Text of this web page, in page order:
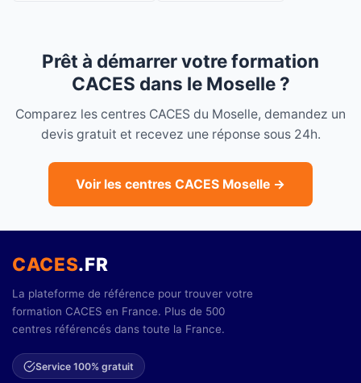
Prêt à démarrer votre formation
CACES dans le Moselle ?
Comparez les centres CACES du Moselle, demandez un
devis gratuit et recevez une réponse sous 24h.
Voir les centres CACES Moselle →
CACES.FR
La plateforme de référence pour trouver votre
formation CACES en France. Plus de 500
centres référencés dans toute la France.
Service 100% gratuit